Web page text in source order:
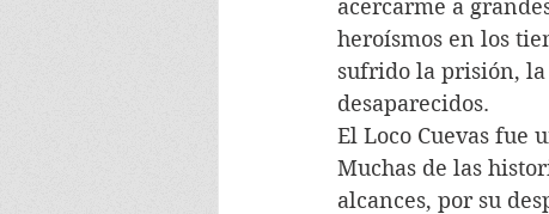
acercarme a
heroísmos en los
sufrido la prisión, la
desaparecidos.
El Loco Cuevas fue
Muchas de las
alcances, por su